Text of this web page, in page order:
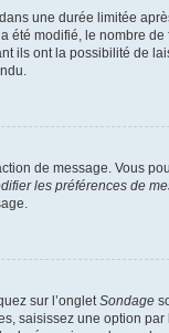
une durée limitée
été modifié, le nombre de
ils ont la possibilité de
de message. Vous
les préférences de
sur l’ongletSondage
saisissez une option par